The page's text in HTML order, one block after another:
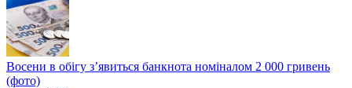
Восени в обігу з’явиться банкнота номіналом 2 000 гривень
(фото)